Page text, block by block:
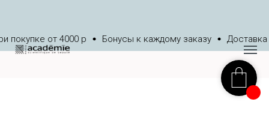
покупке от 4000 р Бонусы к каждому заказу Доставка